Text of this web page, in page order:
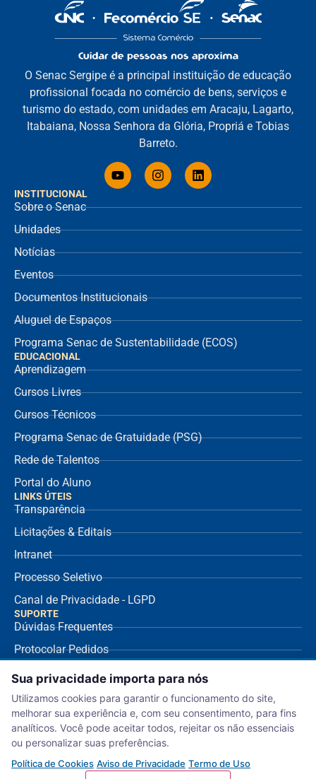
INSTITUCIONAL
Sobre o Senac
Unidades
Notícias
Eventos
Documentos Institucionais
Aluguel de Espaços
Programa Senac de Sustentabilidade (ECOS)
EDUCACIONAL
Aprendizagem
Cursos Livres
Cursos Técnicos
Programa Senac de Gratuidade (PSG)
Rede de Talentos
Portal do Aluno
O Senac Sergipe é a principal instituição de educação
profissional focada no comércio de bens, serviços e
turismo do estado, com unidades em Aracaju, Lagarto,
Itabaiana, Nossa Senhora da Glória, Propriá e Tobias
Barreto.
LINKS ÚTEIS
Transparência
Licitações & Editais
Intranet
Processo Seletivo
Canal de Privacidade - LGPD
SUPORTE
Dúvidas Frequentes
Protocolar Pedidos
Envio de NF Fornecedor
Ouvidoria
Aviso de Privacidade
Termo de Uso
Política de Cookies
Sua privacidade importa para nós
Utilizamos cookies para garantir o funcionamento do site,
melhorar sua experiência e, com seu consentimento, para fins
analíticos. Você pode aceitar todos, rejeitar os não essenciais
ou personalizar suas preferências.
Política de Cookies·Aviso de Privacidade·Termo de Uso